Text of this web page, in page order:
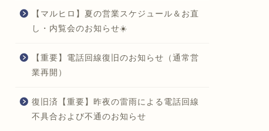
【マルヒロ】夏の営業スケジュール＆お直
し・内覧会のお知らせ☀️
【重要】電話回線復旧のお知らせ（通常営
業再開）
復旧済【重要】昨夜の雷雨による電話回線
不具合および不通のお知らせ